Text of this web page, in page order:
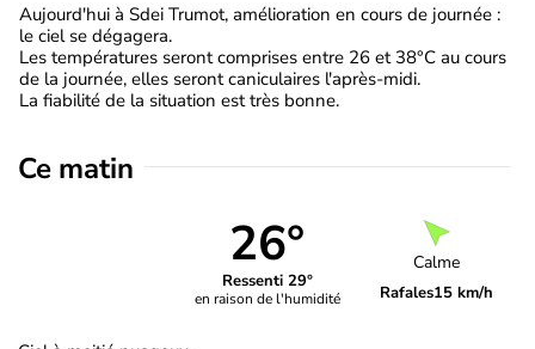
Aujourd'hui à Sdei Trumot, amélioration en cours de journée :
le ciel se dégagera.
Les températures seront comprises entre 26 et 38°C au cours
de la journée, elles seront caniculaires l'après-midi.
La fiabilité de la situation est très bonne.
Ce matin
26°
Ressenti 29°
en raison de l'humidité
Calme
Rafales15 km/h